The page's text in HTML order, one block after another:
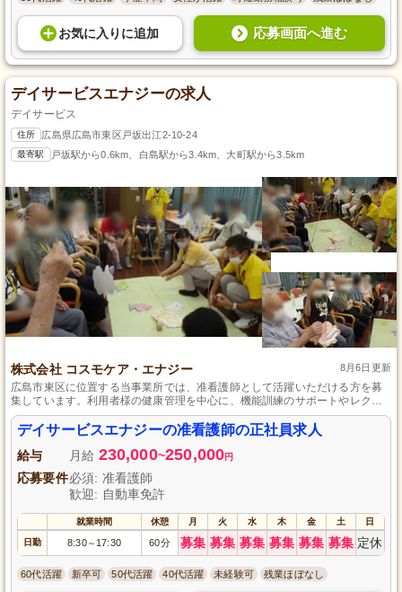
お気に入り に追加 応募画面へ進む
デイサービスエナジーの求人
デイサービス
住所 広島県広島市東区戸坂出江2-10-24
最寄駅 戸坂駅から0.6km、白島駅から3.4km、大町駅から3.5km
株式会社 コスモケア・エナジー 8月6日更新
広島市東区に位置する当事業所では、准看護師として活躍いただける方を募
集しています。利用者様の健康管理を中心に、機能訓練のサポートやレクリ
エーション活動など、多岐にわたる業務を通じて、心と体の両面から支援を
行います。未経験者歓迎、社会保険完備で、資格手当や通勤手当もありま
す。心身ともに充実した毎日を提供できる環境で、一緒に働きませんか。
デイサービスエナジーの准看護師の正社員求人
給与 月給 230,000~250,000円
応募要件必須: 准看護師
歓迎: 自動車免許
就業時間 休憩 月 火 水 木 金 土 日
日勤 8:30～ 17:30 60分 募集 募集 募集 募集 募集 募集 定休
60代活躍 新卒可 50代活躍 40代活躍 未経験可 残業ほぼなし